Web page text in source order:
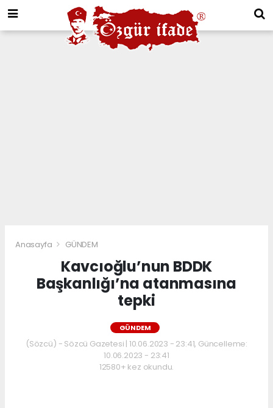
Anasayfa GÜNDEM
Kavcıoğlu’nun BDDK
Başkanlığı’na atanmasına
tepki
GÜNDEM
(Sözcü) - Sözcü Gazetesi | 10.06.2023 - 23:41, Güncelleme:
10.06.2023 - 23:41
12580+ kez okundu.